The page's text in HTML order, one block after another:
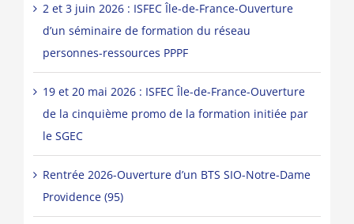
2 et 3 juin 2026 : ISFEC Île-de-France-Ouverture
d’un séminaire de formation du réseau
personnes-ressources PPPF
19 et 20 mai 2026 : ISFEC Île-de-France-Ouverture
de la cinquième promo de la formation initiée par
le SGEC
Rentrée 2026-Ouverture d’un BTS SIO-Notre-Dame
Providence (95)